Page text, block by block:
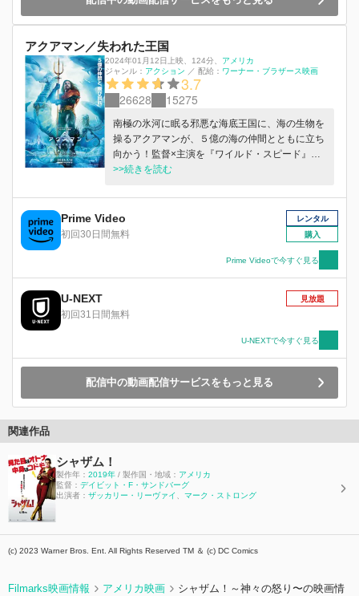
アクアマン／失われた王国
2024年01月12日上映 124分
アメリカ
ジャンル： アクション ／ 配給： ワーナー・ブラザース映画
3.7
26628 15275
南極の氷河に眠る邪悪な海底王国に、海の生物を
操るアクアマンが、５億の海の仲間とともに立ち
向かう！監督×主演を『ワイルド・スピード』の
最強コンビで放つ海中から陸、空へと広がる完全
か昔、氷河の奥深くに“失われた王国”が封印され
た。世界を滅亡させる力を持つ古代兵器、ブラッ
ク・トライデントとともに——。しかし今その封
印は解かれ、かつてない邪悪な力が解き放たれて
しまう。立ち向かうのは、海の生物を操る海底ア
トランティスの王であり、ユーモア溢れるお調子
者、アクアマン。５億の海の仲間とともに、かつ
てない脅威から海と地上の世界を守れるのか！？
>>続きを読む
Prime Video
初回30日間無料
レンタル
購入
Prime Videoで今すぐ見る
U-NEXT
初回31日間無料
見放題
U-NEXTで今すぐ見る
配信中の動画配信サービスをもっと見る
関連作品
シャザム！
製作年： 2019年 / 製作国・地域： アメリカ
監督： デイビット・F・サンドバーグ
出演者： ザッカリー・リーヴァイ マーク・ストロング
(c) 2023 Warner Bros. Ent. All Rights Reserved TM ＆ (c) DC Comics
Filmarks映画情報 アメリカ映画
シャザム！～神々の怒り〜の映画情